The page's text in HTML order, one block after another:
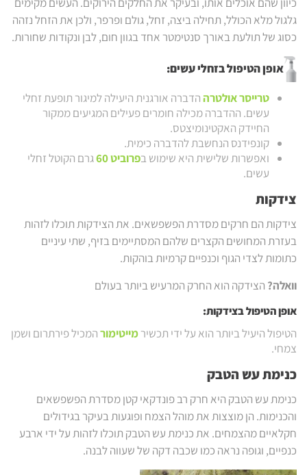
גלגול מלא הכולל, תחילה ביצה, זחל, גולם ופרפר, ולכן את הזחל נזהה
כסוג של תולעת באורך סנטימטר אחד בגוון חום, לבן ונקודות שחורות.
אופן הטיפול בזחלי עשים:
טרייסר אולטרההדברה אורגנית היעילה למיגור תופעת זחלי
עשים. ההדברה מכילה חומרים פעילים המגיעים ממקור
החיידק האקטינומיצטס.
קונפידנס הנחשבת להדברה כימית.
ואפשרות שלישית היא שימוש בפרוביט 60
גרם הקוטל זחלי
עשים.
צידקות
צידקות הם חרקים מסדרת הפשפשאים. את הצידקות תוכלו לזהות
בעזרת המחושים הקצרים שלהם המסתיימים בזיף, שתי עיניים
כתומות לצדי הגוף וכנפיים קרמיות בוהקות.
וואלה? הצידקה הוא החרק המרעיש ביותר בעולם
אופן הטיפול בצידקות:
הטיפול היעיל ביותר הוא על ידי תכשירמייטימורהמכיל פירתרום ושמן
צמחי.
כנימת עש הטבק
כנימת עש הטבק היא חרק רב פונדקאי קטן מסדרת הפשפשאים
והכנימות. הן מוצצות את מוהל הצמח ופוגעות בעיקר בגידולים
חקלאיים מהצמחים. את כנימת עש הטבק תוכלו לזהות על ידי ארבע
כנפיים, וגופה נראה כמו שכבה דקה של שעווה לבנה.